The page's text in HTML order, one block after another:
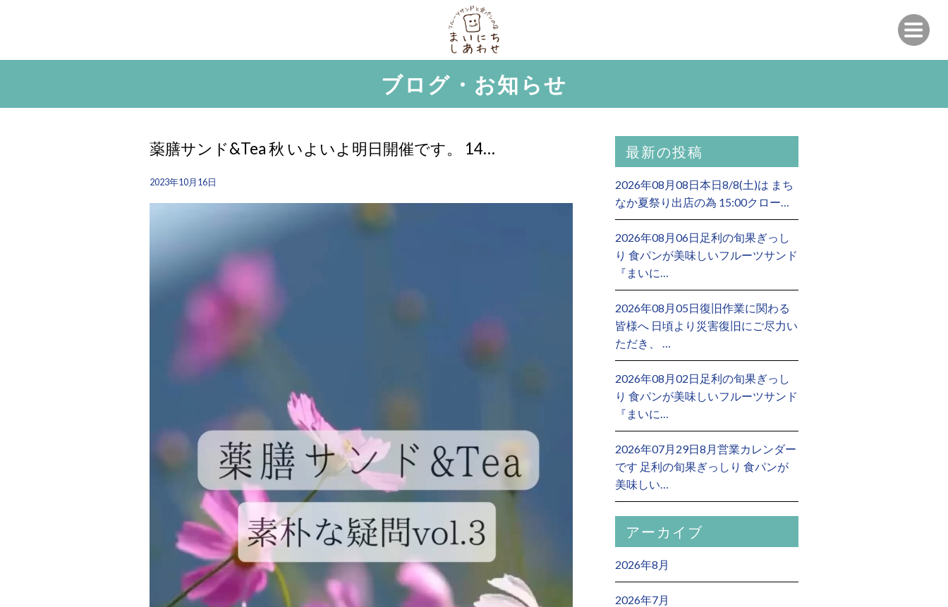
ブログ・お知らせ
薬膳サンド&Tea 秋 いよいよ明日開催です。 14…
2023年10月16日
最新の投稿
2026年08月08日本日8/8(土)は まち
なか夏祭り出店の為 15:00クロー…
2026年08月06日足利の旬果ぎっし
り 食パンが美味しいフルーツサンド
『まいに…
2026年08月05日復旧作業に関わる
皆様へ 日頃より災害復旧にご尽力い
ただき、 …
2026年08月02日足利の旬果ぎっし
り 食パンが美味しいフルーツサンド
『まいに…
2026年07月29日8月営業カレンダー
です 足利の旬果ぎっしり 食パンが
美味しい…
アーカイブ
2026年8月
2026年7月